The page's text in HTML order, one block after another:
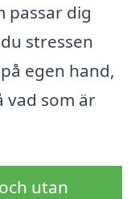
passar dig
stressen
egen hand,
vad som är
utan